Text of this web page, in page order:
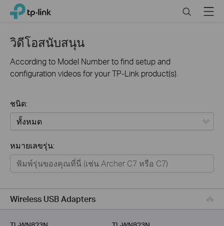
Click
the
navigation
TP-Link, Reliably Smart SearchMenu
วิดีโอสนับสนุน
According to Model Number to find setup and
configuration videos for your TP-Link product(s).
ชนิด:
Home
Smart Home
Business
Service Provider
หมายเลขรุ่น:
Wireless USB Adapters